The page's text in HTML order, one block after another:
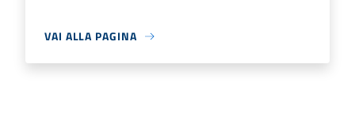
VAI ALLA PAGINA